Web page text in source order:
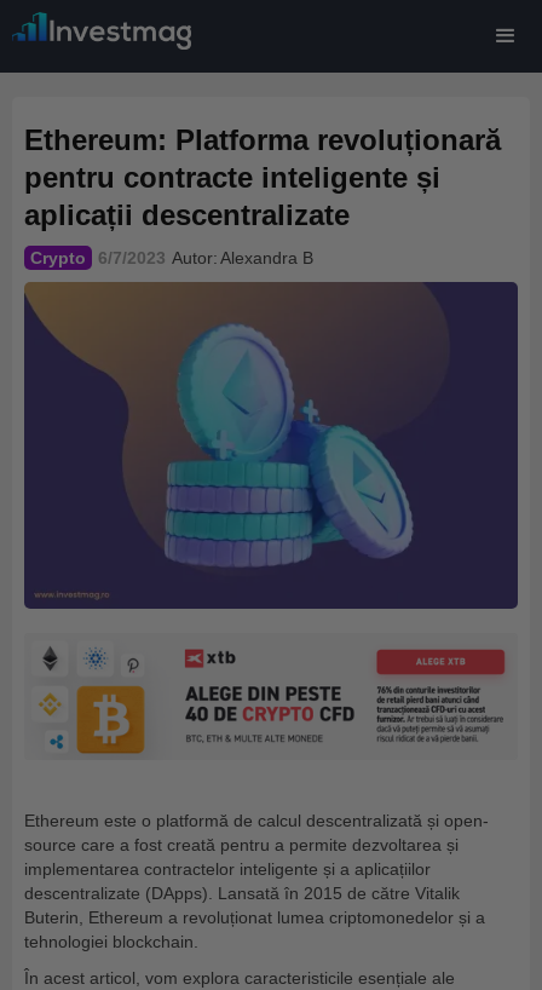
Ethereum: Platforma revoluționară
pentru contracte inteligente și
aplicații descentralizate
Crypto 6/7/2023 Autor:Alexandra B
Ethereum este o platformă de calcul descentralizată și open-
source care a fost creată pentru a permite dezvoltarea și
implementarea contractelor inteligente și a aplicațiilor
descentralizate (DApps). Lansată în 2015 de către Vitalik
Buterin, Ethereum a revoluționat lumea criptomonedelor și a
tehnologiei blockchain.
În acest articol, vom explora caracteristicile esențiale ale